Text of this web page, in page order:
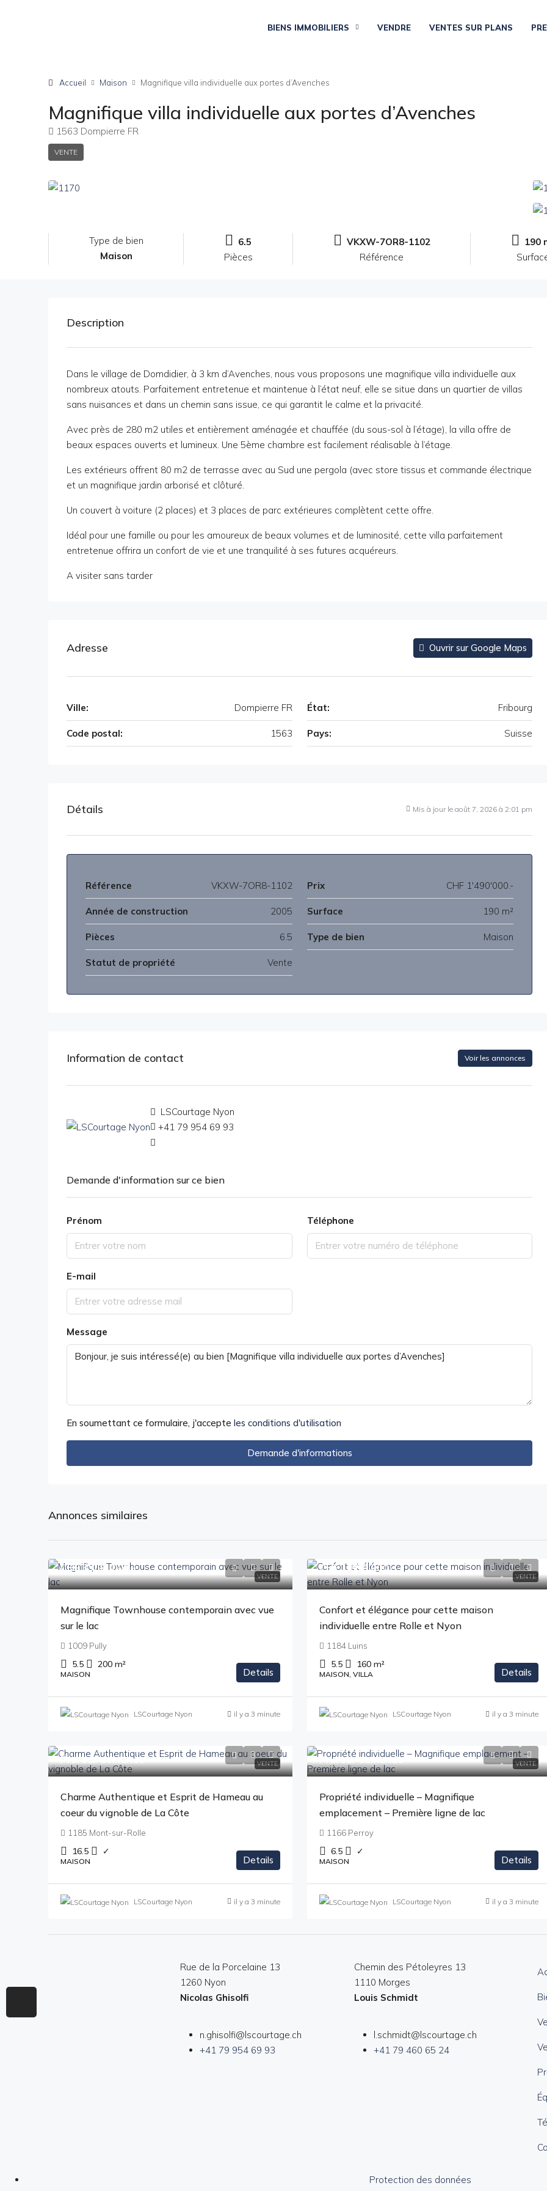
BIENS IMMOBILIERS VENDRE VENTES SUR PLANS
Accueil Maison Magnifique villa individuelle aux portes d’Avenches
Magnifique villa individuelle aux portes d’Avenches
1563 Dompierre FR
VENTE
Type de bien
Maison
6.5
Pièces
VKXW-7OR8-1102
Référence
190
Description
Dans le village de Domdidier, à 3 km d’Avenches, nous vous proposons une magnifique villa individuelle aux
nombreux atouts. Parfaitement entretenue et maintenue à l’état neuf, elle se situe dans un quartier de villas
sans nuisances et dans un chemin sans issue, ce qui garantit le calme et la privacité.
Avec près de 280 m2 utiles et entièrement aménagée et chauffée (du sous-sol à l’étage), la villa offre de
beaux espaces ouverts et lumineux. Une 5ème chambre est facilement réalisable à l’étage.
Les extérieurs offrent 80 m2 de terrasse avec au Sud une pergola (avec store tissus et commande électrique
et un magnifique jardin arborisé et clôturé.
Un couvert à voiture (2 places) et 3 places de parc extérieures complètent cette offre.
Idéal pour une famille ou pour les amoureux de beaux volumes et de luminosité, cette villa parfaitement
entretenue offrira un confort de vie et une tranquilité à ses futures acquéreurs.
A visiter sans tarder
Adresse Ouvrir sur Google Maps
Ville: Dompierre FR État: Fribourg
Code postal: 1563 Pays: Suisse
Détails Mis à jour le août 7, 2026 à 2:01 pm
Référence VKXW-7OR8-1102 Prix CHF 1'490'000.-
Année de construction 2005 Surface 190 m²
Pièces 6.5 Type de bien Maison
Statut de propriété Vente
Information de contact Voir les annonces
LSCourtage Nyon
+41 79 954 69 93
Demande d'information sur ce bien
Prénom Téléphone
E-mail
Message
En soumettant ce formulaire, j'accepte les conditions d'utilisation
Demande d'informations
Annonces similaires
VENTE
CHF 3'090'000.-
Magnifique Townhouse contemporain avec vue
sur le lac
1009 Pully
5.5 200 m²
MAISON Details
LSCourtage Nyon il y a 3 minute
VENTE
CHF 1'850'000.-
Confort et élégance pour cette maison
individuelle entre Rolle et Nyon
1184 Luins
5.5 160 m²
MAISON, VILLA Details
LSCourtage Nyon il y a 3 minute
VENTE
Prix sur demande
Charme Authentique et Esprit de Hameau au
coeur du vignoble de La Côte
1185 Mont-sur-Rolle
16.5 ✓
MAISON Details
LSCourtage Nyon il y a 3 minute
VENTE
Prix sur demande
Propriété individuelle – Magnifique
emplacement – Première ligne de lac
1166 Perroy
6.5 ✓
MAISON Details
LSCourtage Nyon il y a 3 minute
Rue de la Porcelaine 13
1260 Nyon
Nicolas Ghisolfi
n.ghisolfi@lscourtage.ch
+41 79 954 69 93
Chemin des Pétoleyres 13
1110 Morges
Louis Schmidt
l.schmidt@lscourtage.ch
+41 79 460 65 24
Protection des données